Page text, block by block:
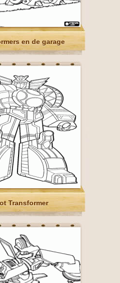
en de garage
Transformer